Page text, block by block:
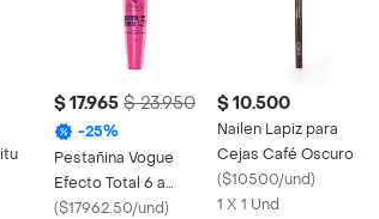
$ 17.965 $ 23.950
-25%
Pestañina Vogue
Efecto Total 6 a
prueba de agua Negro
($17962.50/und)
$ 10.500
Nailen Lapiz para
Cejas Café Oscuro
($10500/und)
1 X 1 Und